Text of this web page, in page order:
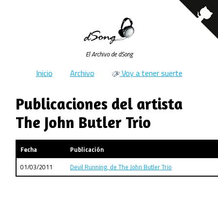
El Archivo de dSong
Inicio Archivo Voy a tener suerte
Publicaciones del artista
The John Butler Trio
Fecha
Publicación
01/03/2011
Devil Running, de The John Butler Trio